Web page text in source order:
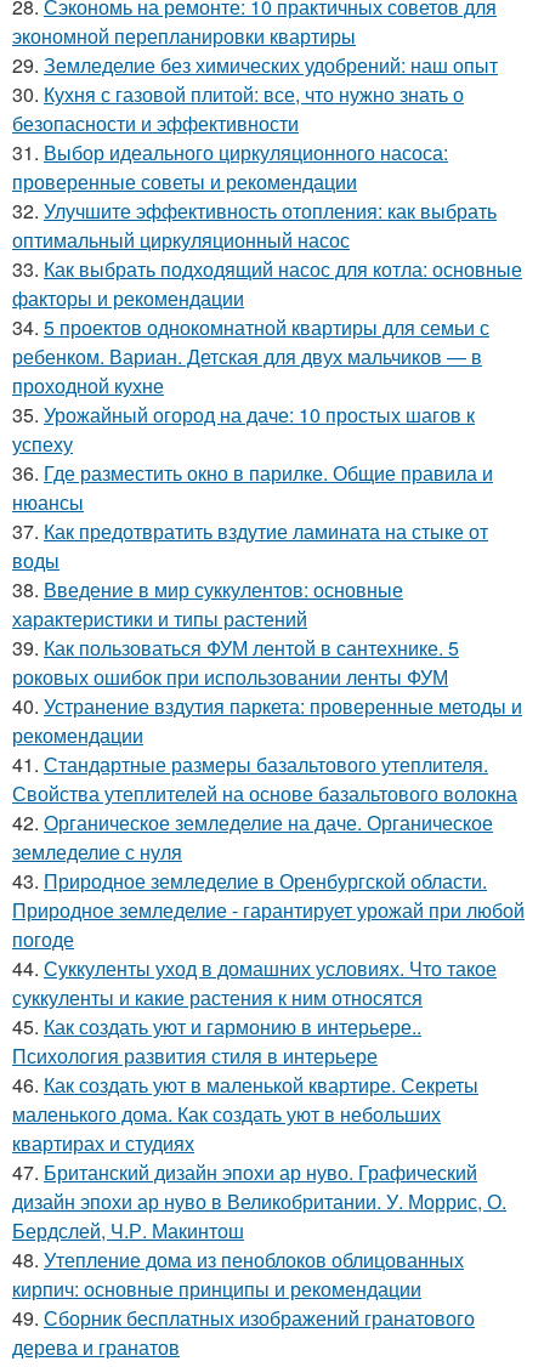
28. Сэкономь на ремонте: 10 практичных советов для
экономной перепланировки квартиры
29. Земледелие без химических удобрений: наш опыт
30. Кухня с газовой плитой: все, что нужно знать о
безопасности и эффективности
31. Выбор идеального циркуляционного насоса:
проверенные советы и рекомендации
32. Улучшите эффективность отопления: как выбрать
оптимальный циркуляционный насос
33. Как выбрать подходящий насос для котла: основные
факторы и рекомендации
34. 5 проектов однокомнатной квартиры для семьи с
ребенком. Вариан. Детская для двух мальчиков — в
проходной кухне
35. Урожайный огород на даче: 10 простых шагов к
успеху
36. Где разместить окно в парилке. Общие правила и
нюансы
37. Как предотвратить вздутие ламината на стыке от
воды
38. Введение в мир суккулентов: основные
характеристики и типы растений
39. Как пользоваться ФУМ лентой в сантехнике. 5
роковых ошибок при использовании ленты ФУМ
40. Устранение вздутия паркета: проверенные методы и
рекомендации
41. Стандартные размеры базальтового утеплителя.
Свойства утеплителей на основе базальтового волокна
42. Органическое земледелие на даче. Органическое
земледелие с нуля
43. Природное земледелие в Оренбургской области.
Природное земледелие - гарантирует урожай при любой
погоде
44. Суккуленты уход в домашних условиях. Что такое
суккуленты и какие растения к ним относятся
45. Как создать уют и гармонию в интерьере..
Психология развития стиля в интерьере
46. Как создать уют в маленькой квартире. Секреты
маленького дома. Как создать уют в небольших
квартирах и студиях
47. Британский дизайн эпохи ар нуво. Графический
дизайн эпохи ар нуво в Великобритании. У. Моррис, О.
Бердслей, Ч.Р. Макинтош
48. Утепление дома из пеноблоков облицованных
кирпич: основные принципы и рекомендации
49. Сборник бесплатных изображений гранатового
дерева и гранатов